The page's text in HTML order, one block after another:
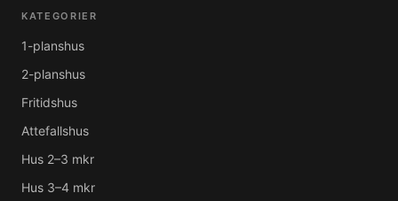
KATEGORIER
1-planshus
2-planshus
Fritidshus
Attefallshus
Hus 2–3 mkr
Hus 3–4 mkr